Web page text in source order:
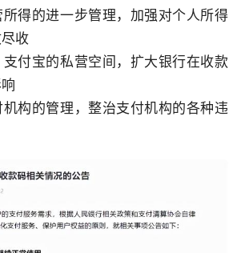
所得的进一步管理，加强对个人所得
收
付宝的私营空间，扩大银行在收款
构的管理，整治支付机构的各种违